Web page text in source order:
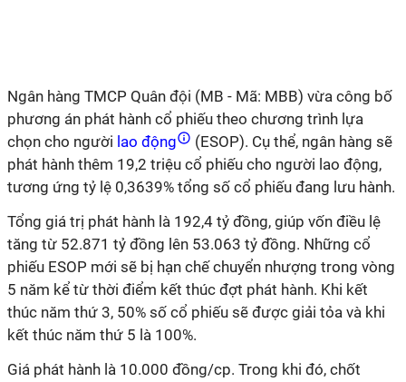
Ngân hàng TMCP Quân đội (MB - Mã: MBB) vừa công bố
phương án phát hành cổ phiếu theo chương trình lựa
chọn cho người lao động
(ESOP). Cụ thể, ngân hàng sẽ
phát hành thêm 19,2 triệu cổ phiếu cho người lao động,
tương ứng tỷ lệ 0,3639% tổng số cổ phiếu đang lưu hành.
Tổng giá trị phát hành là 192,4 tỷ đồng, giúp vốn điều lệ
tăng từ 52.871 tỷ đồng lên 53.063 tỷ đồng. Những cổ
phiếu ESOP mới sẽ bị hạn chế chuyển nhượng trong vòng
5 năm kể từ thời điểm kết thúc đợt phát hành. Khi kết
thúc năm thứ 3, 50% số cổ phiếu sẽ được giải tỏa và khi
kết thúc năm thứ 5 là 100%.
Giá phát hành là 10.000 đồng/cp. Trong khi đó, chốt